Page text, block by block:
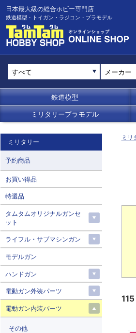
日本最大級の総合ホビー専門店
鉄道模型・トイガン・ラジコン・プラモデル
メーカー
鉄道模型
ミリタリープラモデル
ミリ
115
ミリタリー
予約商品
お買い得品
特選品
タムタムオリジナルガンセ
ット
ライフル・サブマシンガン
モデルガン
ハンドガン
電動ガン外装パーツ
電動ガン内装パーツ
その他